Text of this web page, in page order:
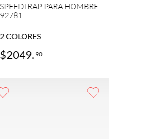
SPEEDTRAP PARA HOMBRE
92781
2COLORES
$2049. 90